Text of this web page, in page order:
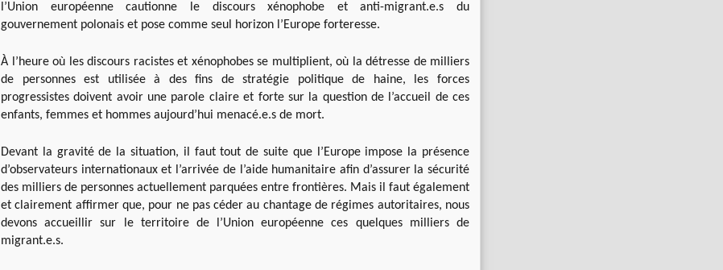
l’Union européenne cautionne le discours xénophobe et anti-migrant.e.s du
gouvernement polonais et pose comme seul horizon l’Europe forteresse.
À l’heure où les discours racistes et xénophobes se multiplient, où la détresse de milliers
de personnes est utilisée à des fins de stratégie politique de haine, les forces
progressistes doivent avoir une parole claire et forte sur la question de l’accueil de ces
enfants, femmes et hommes aujourd’hui menacé.e.s de mort.
Devant la gravité de la situation, il faut tout de suite que l’Europe impose la présence
d’observateurs internationaux et l’arrivée de l’aide humanitaire afin d’assurer la sécurité
des milliers de personnes actuellement parquées entre frontières. Mais il faut également
et clairement affirmer que, pour ne pas céder au chantage de régimes autoritaires, nous
devons accueillir sur le territoire de l’Union européenne ces quelques milliers de
migrant.e.s.